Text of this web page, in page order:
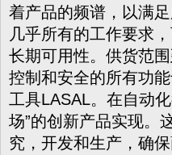
着产品的频谱，以满
几乎所有的工作要求
长期可用性。供货范
控制和安全的所有功
工具LASAL。在自动
场”的创新产品实现。
究，开发和生产，确